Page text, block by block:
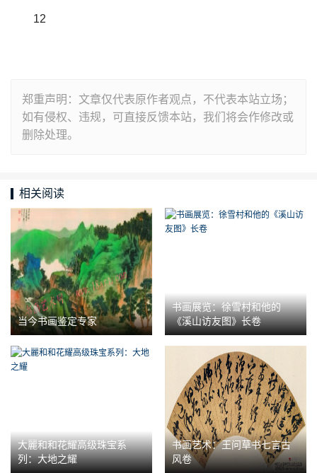
12
郑重声明：文章仅代表原作者观点，不代表本站立场；
如有侵权、违规，可直接反馈本站，我们将会作修改或
删除处理。
相关阅读
当今书画鉴定专家
书画展览：徐雪村和他的
《溪山访友图》长卷
大麗和和花耀高级珠宝系
列：大地之耀
书画艺术：王问草书七言古
风卷